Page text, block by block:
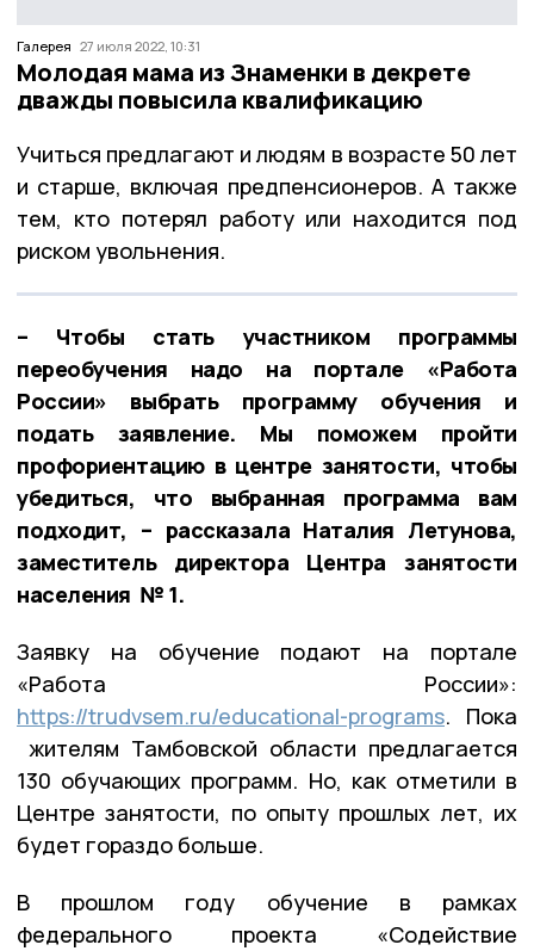
Галерея 27 июля 2022, 10:31
Молодая мама из Знаменки в декрете
дважды повысила квалификацию
Учиться предлагают и людям в возрасте 50 лет
и старше, включая предпенсионеров. А также
тем, кто потерял работу или находится под
риском увольнения.
– Чтобы стать участником программы
переобучения надо на портале «Работа
России» выбрать программу обучения и
подать заявление. Мы поможем пройти
профориентацию в центре занятости, чтобы
убедиться, что выбранная программа вам
подходит, – рассказала Наталия Летунова,
заместитель директора Центра занятости
населения № 1.
Заявку на обучение подают на портале
«Работа России»:
https://trudvsem.ru/educational-programs. Пока
жителям Тамбовской области предлагается
130 обучающих программ. Но, как отметили в
Центре занятости, по опыту прошлых лет, их
будет гораздо больше.
В прошлом году обучение в рамках
федерального проекта «Содействие